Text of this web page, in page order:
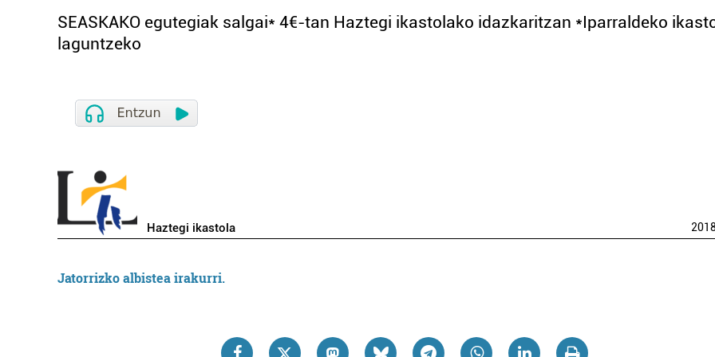
SEASKAKO egutegiak salgai* 4€-tan Haztegi ikastolako idazkaritzan *Iparraldeko
laguntzeko
Haztegi ikastola
Jatorrizko albistea irakurri.